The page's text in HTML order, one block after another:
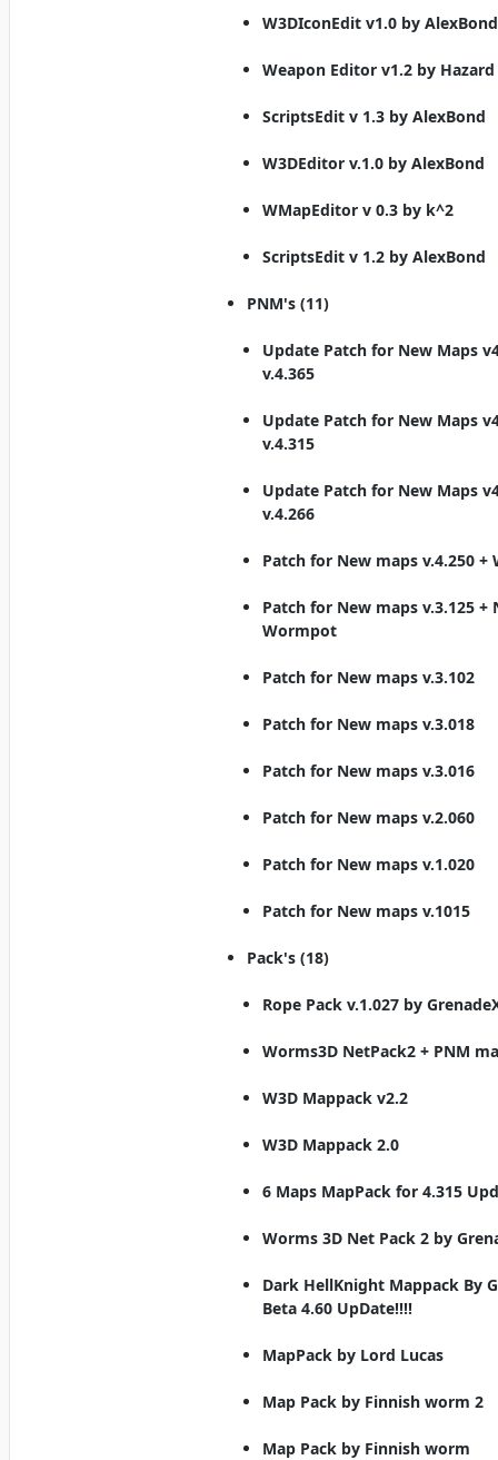
W3DIconEdit v1.0 by AlexBond
Weapon Editor v1.2 by Hazard
ScriptsEdit v 1.3 by AlexBond
W3DEditor v.1.0 by AlexBond
WMapEditor v 0.3 by k^2
ScriptsEdit v 1.2 by AlexBond
PNM's (11)
Update Patch for New Maps
v.4.365
Update Patch for New Maps
v.4.315
Update Patch for New Maps
v.4.266
Patch for New maps v.4.250 +
Patch for New maps v.3.125 +
Wormpot
Patch for New maps v.3.102
Patch for New maps v.3.018
Patch for New maps v.3.016
Patch for New maps v.2.060
Patch for New maps v.1.020
Patch for New maps v.1015
Pack's (18)
Rope Pack v.1.027 by
Worms3D NetPack2 + PNM
W3D Mappack v2.2
W3D Mappack 2.0
6 Maps MapPack for 4.315
Worms 3D Net Pack 2 by
Dark HellKnight Mappack By
Beta 4.60 UpDate!!!!
MapPack by Lord Lucas
Map Pack by Finnish worm 2
Map Pack by Finnish worm